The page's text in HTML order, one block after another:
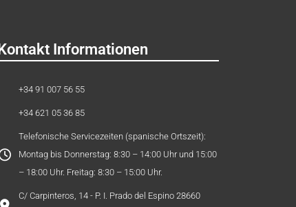
Informationen
+34 91 007 56 55
+34 621 05 36 85
Telefonische Servicezeiten (spanische Ortszeit):
Montag bis Donnerstag: 8:30 – 14:00 Uhr und 15:00
– 18:00 Uhr. Freitag: 8:30 – 15:00 Uhr.
C/ Carpinteros, 14 - P. I. Prado del Espino 28660